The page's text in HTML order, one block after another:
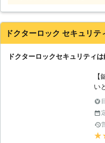
に
駆
な
削
て欲
分
る
富
た
を心
日
き
で
金
対
屋
ドクターロック セキュリテ
ドクターロックセキュリティ
い
ま
グ
し
し